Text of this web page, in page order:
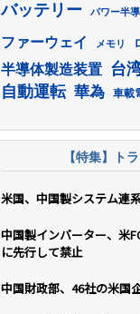
バッテリー パワー半
ファーウェイ メモリ
半導体製造装置 台
自動運転 華為 車載
【特集】ト
米国、中国製システム連
中国製インバーター、米
に先行して禁止
中国財政部、46社の米国